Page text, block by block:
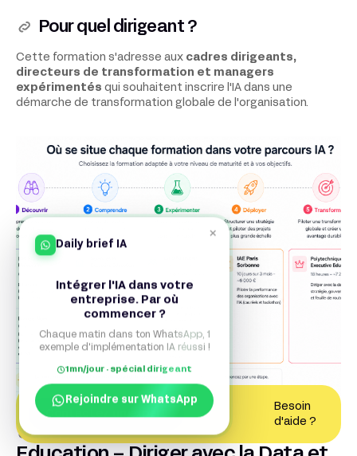
Pour quel dirigeant ?
Cette formation s'adresse aux cadres dirigeants,
directeurs de transformation et managers
expérimentés qui souhaitent inscrire l'IA dans une
démarche de transformation globale de l'organisation.
Polytechnique Executive
Besoin
d'aide ?
Contactez un expert
×
Daily brief IA
Intégrer l'IA dans votre
entreprise. Par où
commencer ?
Chaque matin dans ton WhatsApp, 1
exemple d'implémentation IA réussi !
1mn/jour · spécial dirigeant
Rejoindre sur WhatsApp